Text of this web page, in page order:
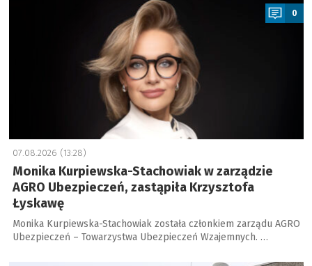
0
07.08.2026 (13:28)
Monika Kurpiewska-Stachowiak w zarządzie
AGRO Ubezpieczeń, zastąpiła Krzysztofa
Łyskawę
Monika Kurpiewska-Stachowiak została członkiem zarządu AGRO
Ubezpieczeń – Towarzystwa Ubezpieczeń Wzajemnych. …